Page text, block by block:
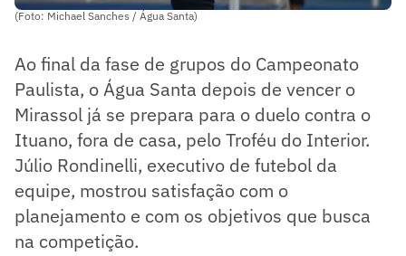
(Foto: Michael Sanches / Água Santa)
Ao final da fase de grupos do Campeonato
Paulista, o Água Santa depois de vencer o
Mirassol já se prepara para o duelo contra o
Ituano, fora de casa, pelo Troféu do Interior.
Júlio Rondinelli, executivo de futebol da
equipe, mostrou satisfação com o
planejamento e com os objetivos que busca
na competição.